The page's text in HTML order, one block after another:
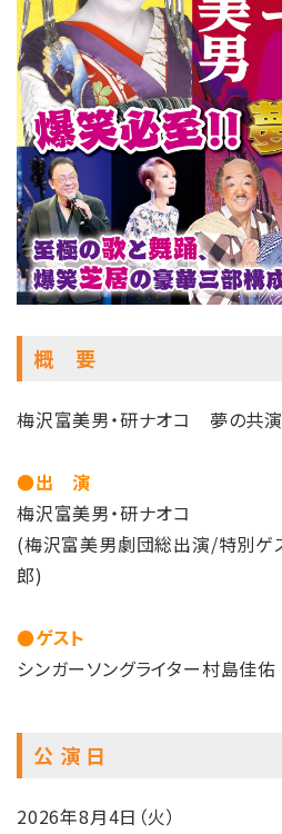
概 要
梅沢富美男・研ナオコ 夢の共演
●出 演
梅沢富美男・研ナオコ
(梅沢富美男劇団総出演/特別ゲ
郎)
●ゲスト
シンガーソングライター村島佳佑
公 演 日
2026年8月4日（火）